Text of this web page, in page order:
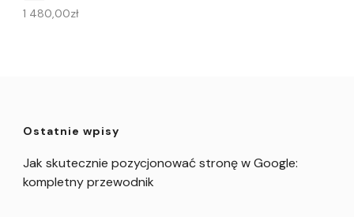
1 480,00zł
Ostatnie wpisy
Jak skutecznie pozycjonować stronę w Google:
kompletny przewodnik